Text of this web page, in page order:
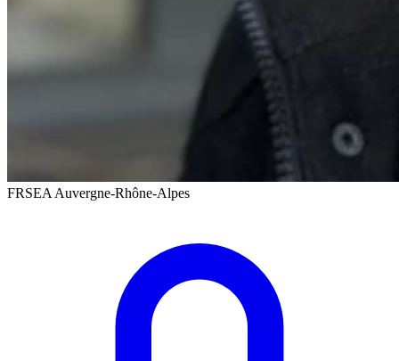
FRSEA Auvergne-Rhône-Alpes